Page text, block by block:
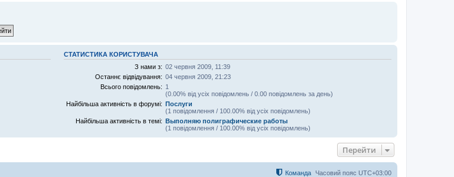
СТАТИСТИКА КОРИСТУВАЧА
З нами з: 02 червня 2009, 11:39
Останнє відвідування: 04 червня 2009, 21:23
Всього повідомлень: 1
(0.00% від усіх повідомлень / 0.00 повідомлень за день)
Найбільша активність в форумі: Послуги
(1 повідомлення / 100.00% від усіх повідомлень)
Найбільша активність в темі: Выполняю полиграфические работы
(1 повідомлення / 100.00% від усіх повідомлень)
Перейти
Часовий пояс UTC+03:00
Команда